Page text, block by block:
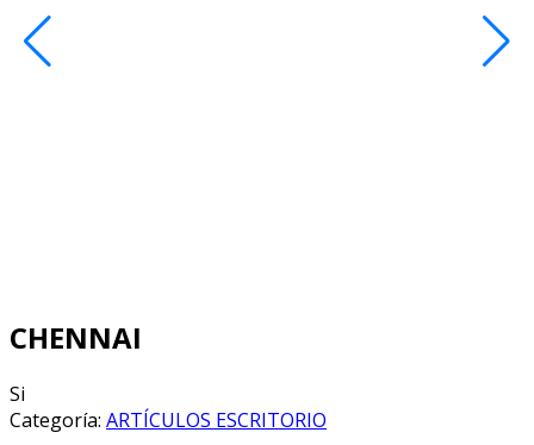
CHENNAI
Si
Categoría: ARTÍCULOS ESCRITORIO